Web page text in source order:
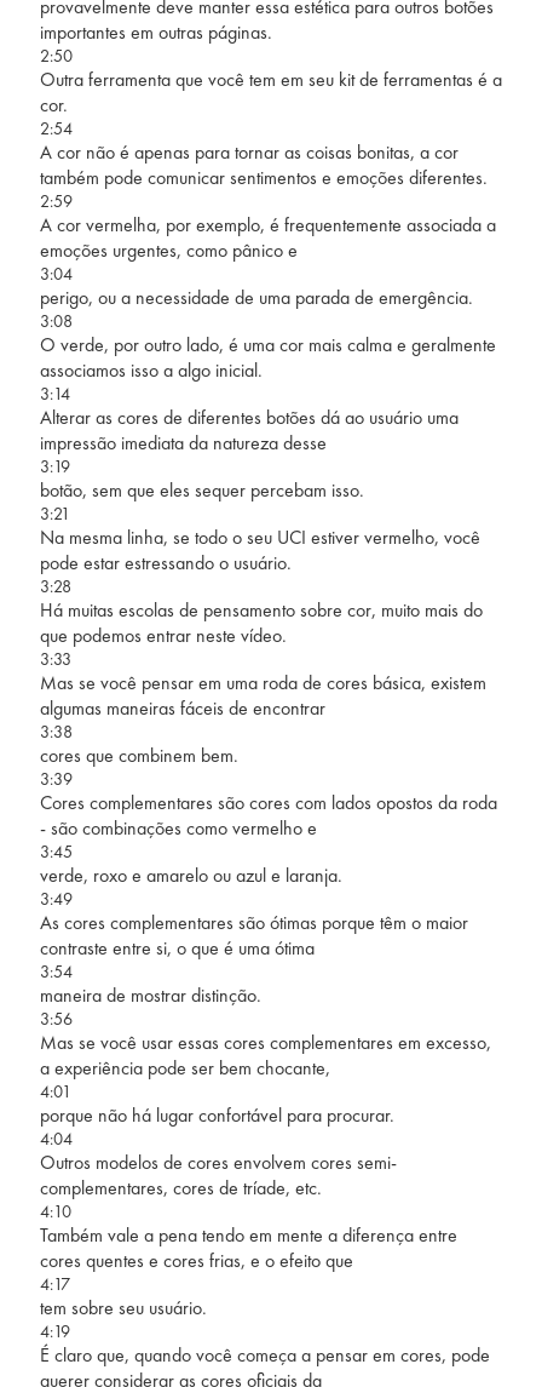
provavelmente deve manter essa estética para outros botões
importantes em outras páginas.
2:50
Outra ferramenta que você tem em seu kit de ferramentas é a
cor.
2:54
A cor não é apenas para tornar as coisas bonitas, a cor
também pode comunicar sentimentos e emoções diferentes.
2:59
A cor vermelha, por exemplo, é frequentemente associada a
emoções urgentes, como pânico e
3:04
perigo, ou a necessidade de uma parada de emergência.
3:08
O verde, por outro lado, é uma cor mais calma e geralmente
associamos isso a algo inicial.
3:14
Alterar as cores de diferentes botões dá ao usuário uma
impressão imediata da natureza desse
3:19
botão, sem que eles sequer percebam isso.
3:21
Na mesma linha, se todo o seu UCI estiver vermelho, você
pode estar estressando o usuário.
3:28
Há muitas escolas de pensamento sobre cor, muito mais do
que podemos entrar neste vídeo.
3:33
Mas se você pensar em uma roda de cores básica, existem
algumas maneiras fáceis de encontrar
3:38
cores que combinem bem.
3:39
Cores complementares são cores com lados opostos da roda
- são combinações como vermelho e
3:45
verde, roxo e amarelo ou azul e laranja.
3:49
As cores complementares são ótimas porque têm o maior
contraste entre si, o que é uma ótima
3:54
maneira de mostrar distinção.
3:56
Mas se você usar essas cores complementares em excesso,
a experiência pode ser bem chocante,
4:01
porque não há lugar confortável para procurar.
4:04
Outros modelos de cores envolvem cores semi-
complementares, cores de tríade, etc.
4:10
Também vale a pena tendo em mente a diferença entre
cores quentes e cores frias, e o efeito que
4:17
tem sobre seu usuário.
4:19
É claro que, quando você começa a pensar em cores, pode
querer considerar as cores oficiais da